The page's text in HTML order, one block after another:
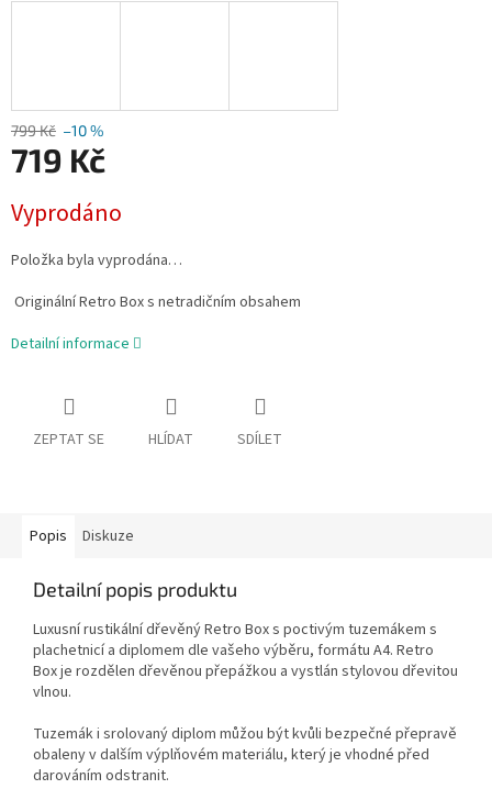
799 Kč –10 %
719 Kč
cena:
Vyprodáno
Položka byla vyprodána…
Originální Retro Box s netradičním obsahem
Detailní informace
ZEPTAT SE HLÍDAT SDÍLET
Popis Diskuze
Detailní popis produktu
Luxusní rustikální dřevěný Retro Box s poctivým tuzemákem s
plachetnicí a diplomem dle vašeho výběru, formátu A4. Retro
Box je rozdělen dřevěnou přepážkou a vystlán stylovou dřevitou
vlnou.
Tuzemák i srolovaný diplom můžou být kvůli bezpečné přepravě
obaleny v dalším výplňovém materiálu, který je vhodné před
darováním odstranit.